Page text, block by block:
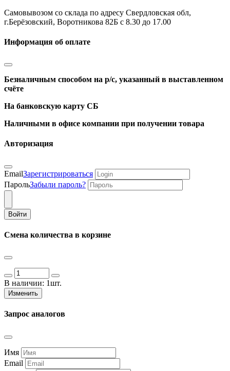
Самовывозом со склада по адресу Свердловская обл,
г.Берёзовский, Воротникова 82Б с 8.30 до 17.00
Информация об оплате
Безналичным способом на р/с, указанный в выставленном
счёте
На банковскую карту СБ
Наличными в офисе компании при получении товара
Авторизация
EmailЗарегистрироваться
ПарольЗабыли пароль?
Войти
Смена количества в корзине
В наличии: 1шт.
Изменить
Запрос аналогов
Имя
Email